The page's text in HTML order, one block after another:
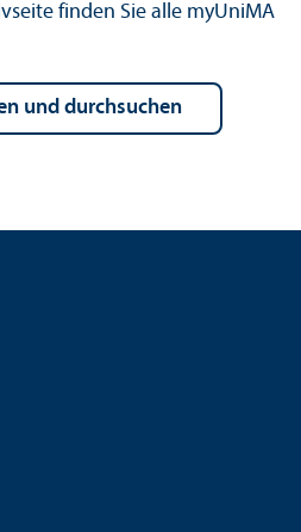
finden Sie alle myUniMA
und durchsuchen